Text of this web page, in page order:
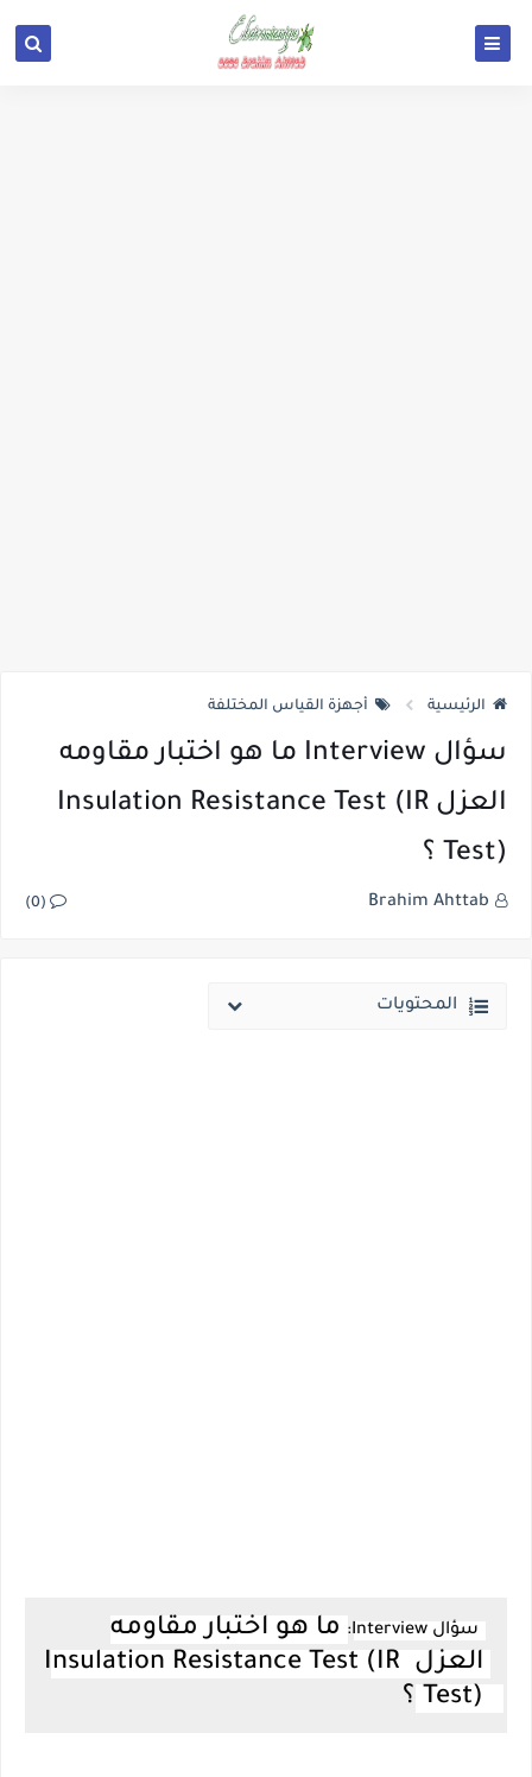
الرئيسية أجهزة القياس المختلفة
سؤال Interview ما هو اختبار مقاومه
العزل Insulation Resistance Test (IR
Test) ؟
Brahim Ahttab
(0)
المحتويات
سؤال Interview:
العزل Insulation Resistance Test (IR
Test) ؟